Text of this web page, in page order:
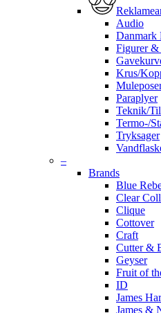
Audio
Danmark
Figurer
Krus/
Paraplyer
Teknik/
Termo-/
Tryksager
–
Brands
Blue
Clear
Clique
Cottover
Craft
Cutter &
Geyser
Fruit of
ID
James
James &